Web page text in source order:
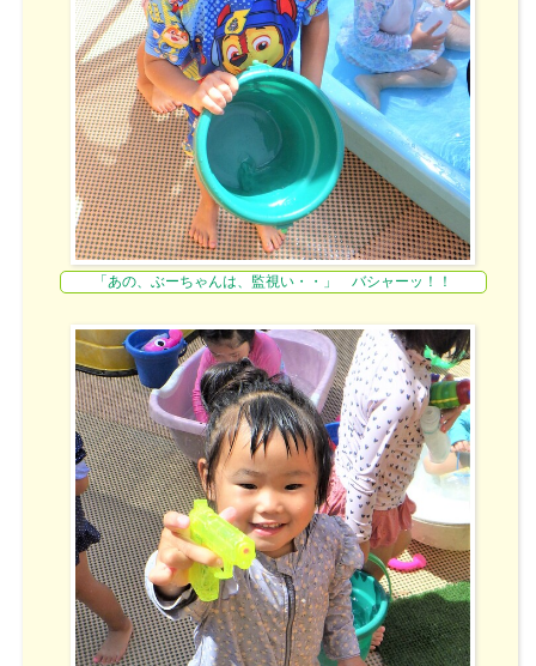
「あの、ぶーちゃんは、監視い・・」 バシャーッ！！